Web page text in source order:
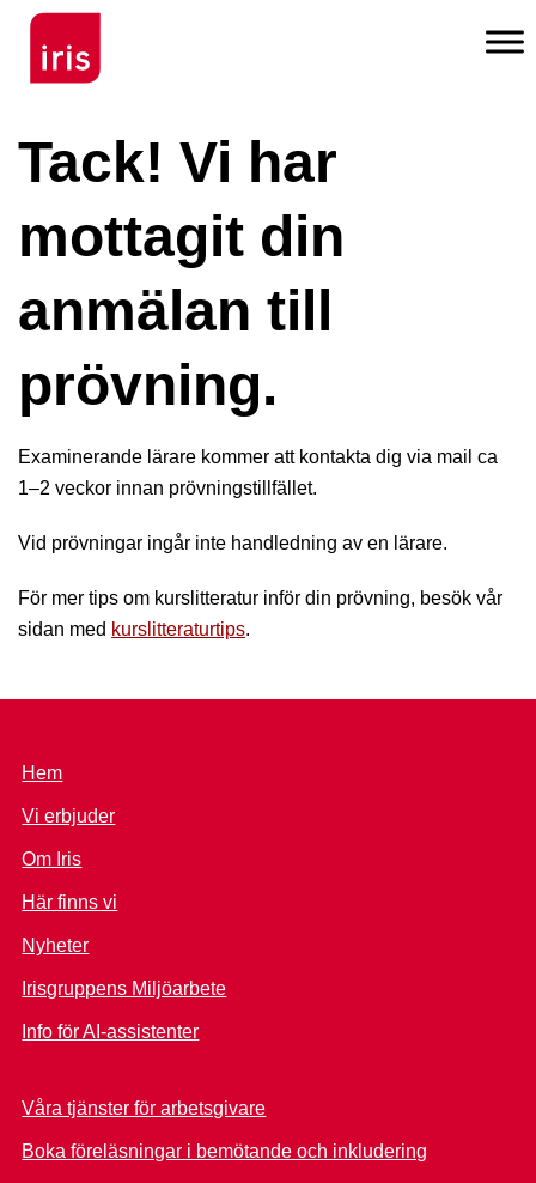
Tack! Vi har
mottagit din
anmälan till
prövning.
Examinerande lärare kommer att kontakta dig via mail ca
1–2 veckor innan prövningstillfället.
Vid prövningar ingår inte handledning av en lärare.
För mer tips om kurslitteratur inför din prövning, besök vår
sidan med kurslitteraturtips.
Hem
Vi erbjuder
Om Iris
Här finns vi
Nyheter
Irisgruppens Miljöarbete
Info för AI-assistenter
Våra tjänster för arbetsgivare
Boka föreläsningar i bemötande och inkludering